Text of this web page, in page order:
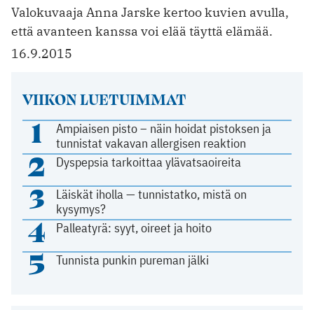
Valokuvaaja Anna Jarske kertoo kuvien avulla,
että avanteen kanssa voi elää täyttä elämää.
16.9.2015
VIIKON LUETUIMMAT
1
Ampiaisen pisto – näin hoidat pistoksen ja
tunnistat vakavan allergisen reaktion
2 Dyspepsia tarkoittaa ylävatsaoireita
3
Läiskät iholla — tunnistatko, mistä on
kysymys?
4 Palleatyrä: syyt, oireet ja hoito
5 Tunnista punkin pureman jälki